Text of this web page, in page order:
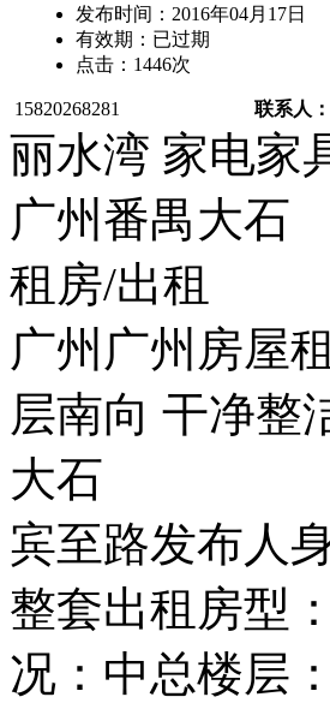
发布时间： 2016年04月17日
有效期： 已过期
点击： 1446次
15820268281 联系人：
丽水湾 家电家
广州番禺大石
租房/出租
广州广州房屋
层南向 干净整
大石
宾至路发布人
整套出租房型
况：中总楼层